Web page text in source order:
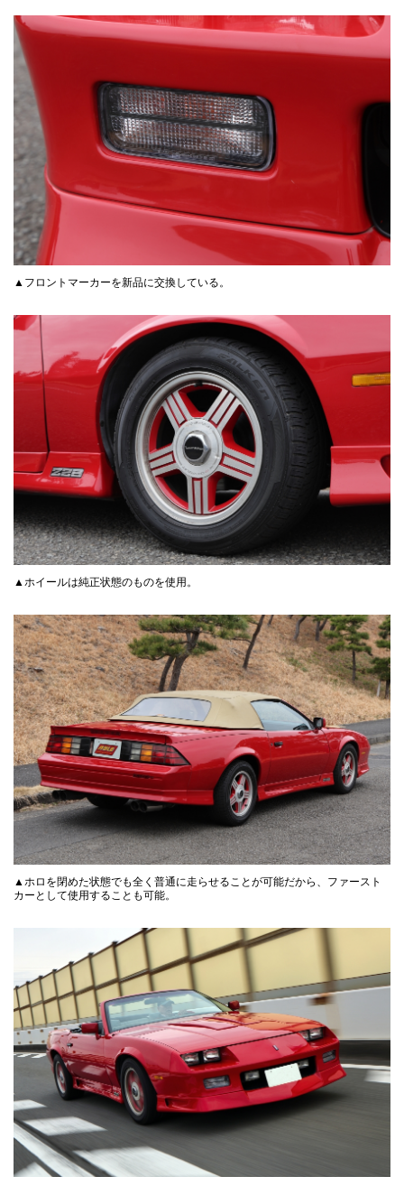
▲フロントマーカーを新品に交換している。
▲ホイールは純正状態のものを使用。
▲ホロを閉めた状態でも全く普通に走らせることが可能だから、ファースト
カーとして使用することも可能。